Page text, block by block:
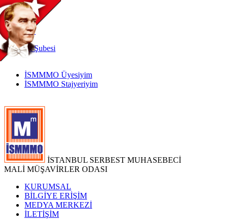
TR
|
EN
İnternetŞubesi
İSMMMO Üyesiyim
İSMMMO Stajyeriyim
İSTANBUL SERBEST MUHASEBECİ
MALİ MÜŞAVİRLER ODASI
KURUMSAL
BİLGİYE ERİŞİM
MEDYA MERKEZİ
İLETİŞİM